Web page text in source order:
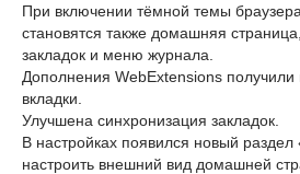
При включении тёмной темы
становятся также домашняя
закладок и меню журнала.
Дополнения WebExtensions получили
вкладки.
Улучшена синхронизация закладок.
В настройках появился новый
настроить внешний вид домашней